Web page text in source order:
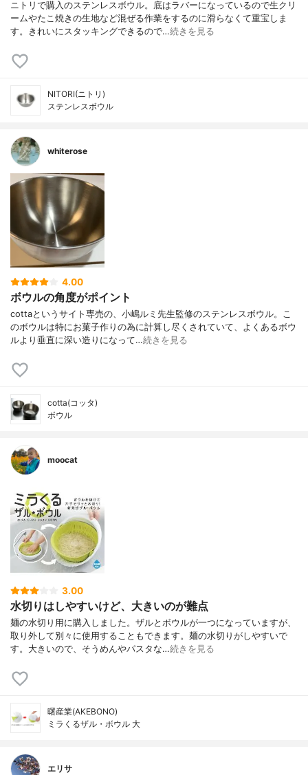
ニトリで購入のステンレスボウル。底はラバーになっているので生クリ
ームやたこ焼きの生地など混ぜる作業をするのに滑らなくて重宝しま
す。きれいにスタッキングできるので…続きを見る
NITORI(ニトリ)
ステンレスボウル
whiterose
4.00
ボウルの角度がポイント
cottaというサイト専売の、小嶋ルミ先生監修のステンレスボウル。こ
のボウルは特にお菓子作りの為に計算し尽くされていて、よくあるボウ
ルより垂直に深い造りになって…続きを見る
cotta(コッタ)
ボウル
moocat
3.00
水切りはしやすいけど、大きいのが難点
麺の水切り用に購入しました。ザルとボウルが一つになっていますが、
取り外して別々に使用することもできます。麺の水切りがしやすいで
す。大きいので、そうめんやパスタな…続きを見る
曙産業(AKEBONO)
ミラくるザル・ボウル 大
エリサ